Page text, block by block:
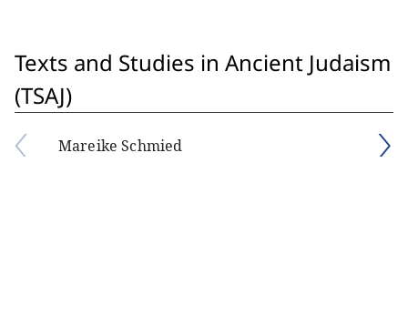
Texts and Studies in Ancient Judaism
(TSAJ)
Mareike Schmied